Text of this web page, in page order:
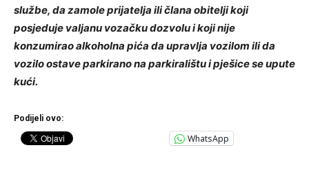
službe, da zamole prijatelja ili člana obitelji koji
posjeduje valjanu vozačku dozvolu i koji nije
konzumirao alkoholna pića da upravlja vozilom ili da
vozilo ostave parkirano na parkiralištu i pješice se upute
kući.
Podijeli ovo:
WhatsApp